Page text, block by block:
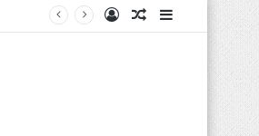
Kenar
Bölmesi
Rastgele
Kayıt